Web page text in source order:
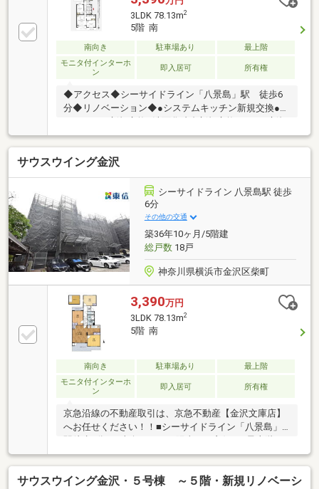
3LDK 78.13m2
5階 南
南向き 駐車場あり
最上階
モニタ付インターホ
ン
即入居可 所有権
◆アクセス◆シーサイドライン「八景島」駅 徒歩6
分◆リノベーション◆●システムキッチン新規交換●ユ
交換●健具新規交換●クロス全室新規貼替●床材新規貼
替●ハウスクリーニング他◆周辺環境◆並木第四小学
校…約1.8ｋｍ並木中学校…約2ｋｍローソン…約550ｍ
クリエイトＳＤ…約630ｍ文庫幼稚園…約1.4ｋｍカモメ
サウスウイング金沢
シーサイドライン 八景島駅 徒歩
6分
その他の交通
築36年10ヶ月/5階建
総戸数18戸
神奈川県横浜市金沢区柴町
3,390万円
3LDK 78.13m2
5階 南
南向き 駐車場あり
最上階
モニタ付インターホ
ン
即入居可 所有権
京急沿線の不動産取引は、京急不動産【金沢文庫店】
へお任せください！！■シーサイドライン「八景島」
眺望良好！■専有面積78.13㎡の広々３LDK！■海まで徒
歩圏内！■自然をそばに感じられる住環境です！リフ
ォーム内容（2026年7月2日完了！）□システムキッチ
サウスウイング金沢・５号棟 ～５階・新規リノベーシ